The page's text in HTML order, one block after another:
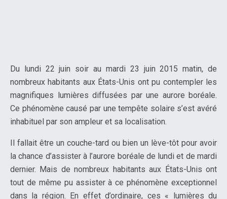
Du lundi 22 juin soir au mardi 23 juin 2015 matin, de
nombreux habitants aux États-Unis ont pu contempler les
magnifiques lumières diffusées par une aurore boréale.
Ce phénomène causé par une tempête solaire s’est avéré
inhabituel par son ampleur et sa localisation.
Il fallait être un couche-tard ou bien un lève-tôt pour avoir
la chance d’assister à l’aurore boréale de lundi et de mardi
dernier. Mais de nombreux habitants aux États-Unis ont
tout de même pu assister à ce phénomène exceptionnel
dans la région. En effet d’ordinaire, ces « lumières du